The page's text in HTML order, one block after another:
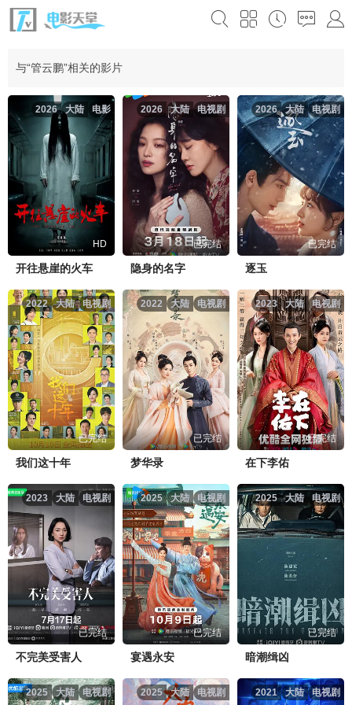
与“管云鹏”相关的影片
电影
大陆
2026
HD
开往悬崖的火车
电视剧
大陆
2026
已完结
隐身的名字
电视剧
大陆
2026
已完结
逐玉
电视剧
大陆
2022
已完结
我们这十年
电视剧
大陆
2022
已完结
梦华录
电视剧
大陆
2023
已完结
在下李佑
电视剧
大陆
2023
已完结
不完美受害人
电视剧
大陆
2025
已完结
宴遇永安
电视剧
大陆
2025
已完结
暗潮缉凶
电视剧
大陆
2025 电视剧
大陆
2025 电视剧
大陆
2021